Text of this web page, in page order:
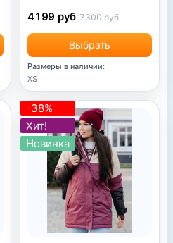
Выбрать
4199 руб 7300 руб
Размеры в наличии:
XS
-38%
Хит!
Новинка